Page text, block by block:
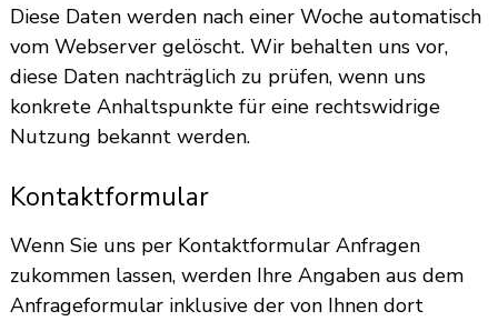
Diese Daten werden nach einer Woche automatisch
vom Webserver gelöscht. Wir behalten uns vor,
diese Daten nachträglich zu prüfen, wenn uns
konkrete Anhaltspunkte für eine rechtswidrige
Nutzung bekannt werden.
Kontaktformular
Wenn Sie uns per Kontaktformular Anfragen
zukommen lassen, werden Ihre Angaben aus dem
Anfrageformular inklusive der von Ihnen dort